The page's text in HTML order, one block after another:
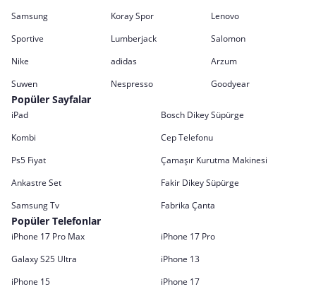
Samsung Koray Spor
Lenovo
Sportive
Lumberjack
Salomon
Nike
adidas
Arzum
Suwen
Nespresso Goodyear
Popüler Sayfalar
iPad
Bosch Dikey Süpürge
Kombi
Cep Telefonu
Ps5 Fiyat
Çamaşır Kurutma Makinesi
Ankastre Set
Fakir Dikey Süpürge
Samsung Tv
Fabrika Çanta
Popüler Telefonlar
iPhone 17 Pro Max
iPhone 17 Pro
Galaxy S25 Ultra
iPhone 13
iPhone 15
iPhone 17